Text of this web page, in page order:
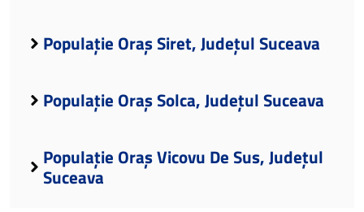
Populație Oraș Siret, Județul Suceava
Populație Oraș Solca, Județul Suceava
Populație Oraș Vicovu De Sus, Județul
Suceava